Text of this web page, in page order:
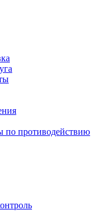
по противодействию